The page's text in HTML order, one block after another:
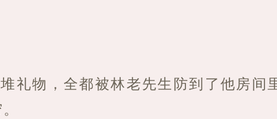
礼物，全都被林老先生防到了他房间